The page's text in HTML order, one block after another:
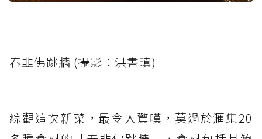
春韭佛跳牆 (攝影：洪書瑱)
綜觀這次新菜，最令人驚嘆，莫過於滙集20